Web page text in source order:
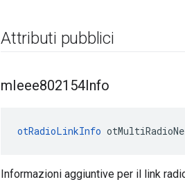
Attributi pubblici
mIeee802154Info
otRadioLinkInfo
Informazioni aggiuntive per il link